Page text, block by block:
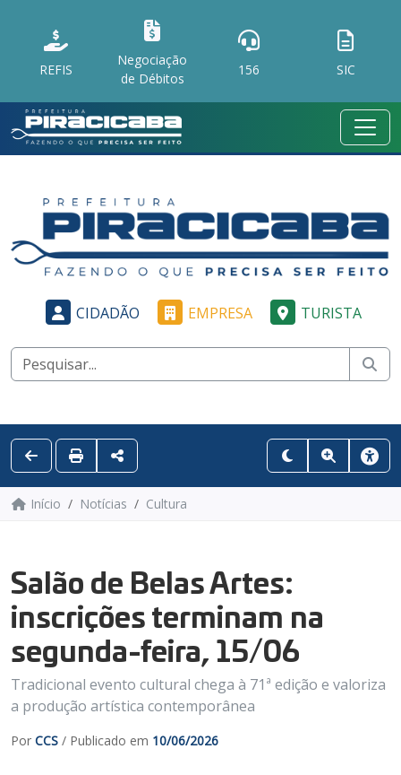
REFIS
Negociação
de Débitos
156 SIC
CIDADÃO EMPRESA TURISTA
Início Notícias Cultura
Salão de Belas Artes:
inscrições terminam na
segunda-feira, 15/06
Tradicional evento cultural chega à 71ª edição e valoriza
a produção artística contemporânea
Por CCS / Publicado em 10/06/2026